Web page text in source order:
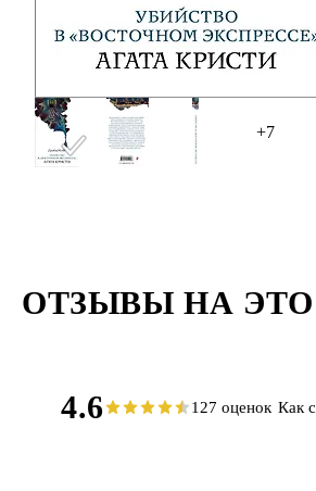
+7
ОТЗЫВЫ НА
4.6 127 оценок Как